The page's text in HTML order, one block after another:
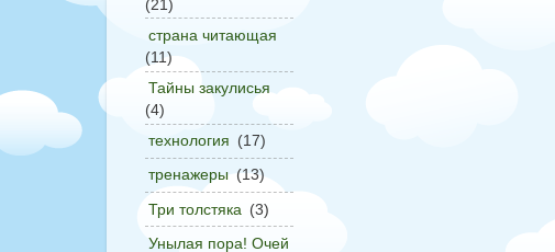
(21)
страна читающая
(11)
Тайны закулисья
(4)
технология (17)
тренажеры (13)
Три толстяка (3)
Унылая пора! Очей